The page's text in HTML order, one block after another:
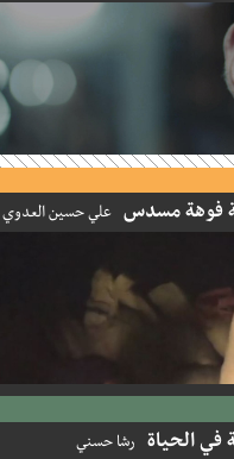
مسدس علي حسين العدوي
الحياة رشا حسني